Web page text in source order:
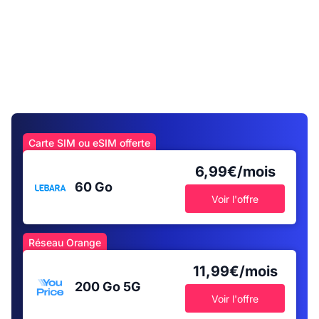
Carte SIM ou eSIM offerte
60 Go
6,99€/mois
Voir l'offre
Réseau Orange
200 Go 5G
11,99€/mois
Voir l'offre